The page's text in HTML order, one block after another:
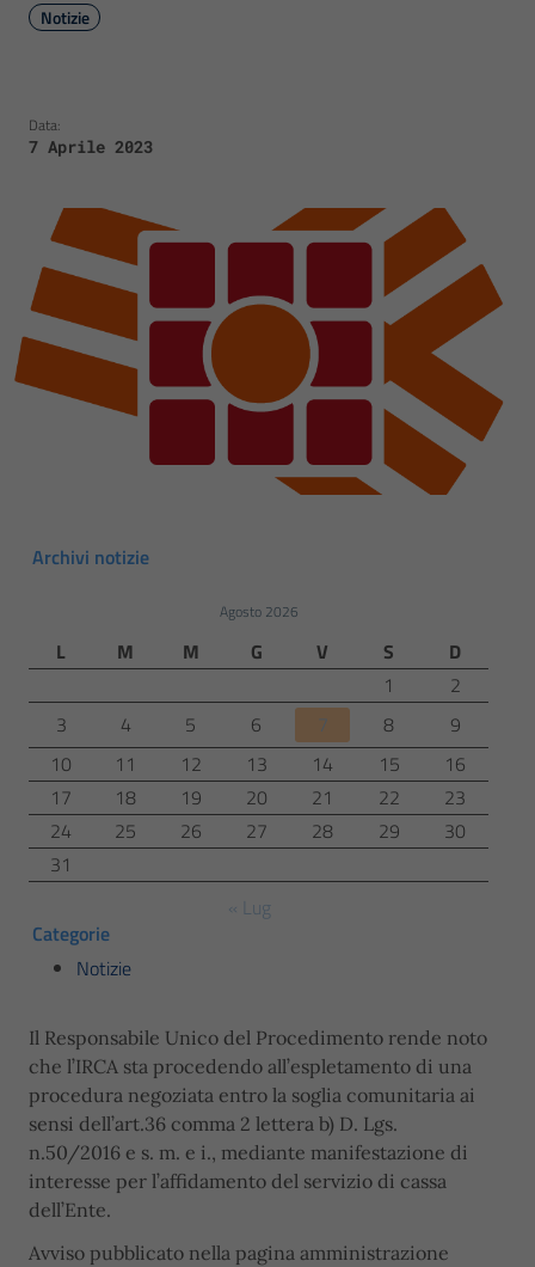
Notizie
Data:
7 Aprile 2023
Archivi notizie
Agosto 2026
L M M G V S
D
1
2
3
4 5 6 7 8
9
10
11 12 13 14 15
16
17
18 19 20 21 22
23
24
25 26 27 28 29
30
31
« Lug
Categorie
Notizie
Il Responsabile Unico del Procedimento rende noto
che l’IRCA sta procedendo all’espletamento di una
procedura negoziata entro la soglia comunitaria ai
sensi dell’art.36 comma 2 lettera b) D. Lgs.
n.50/2016 e s. m. e i., mediante manifestazione di
interesse per l’affidamento del servizio di cassa
dell’Ente.
Avviso pubblicato nella pagina amministrazione